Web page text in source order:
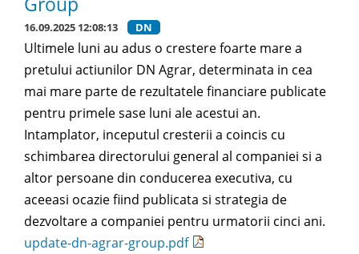
16.09.2025 12:08:13 DN
Ultimele luni au adus o crestere foarte mare a
pretului actiunilor DN Agrar, determinata in cea
mai mare parte de rezultatele financiare publicate
pentru primele sase luni ale acestui an.
Intamplator, inceputul cresterii a coincis cu
schimbarea directorului general al companiei si a
altor persoane din conducerea executiva, cu
aceeasi ocazie fiind publicata si strategia de
dezvoltare a companiei pentru urmatorii cinci ani.
update-dn-agrar-group.pdf